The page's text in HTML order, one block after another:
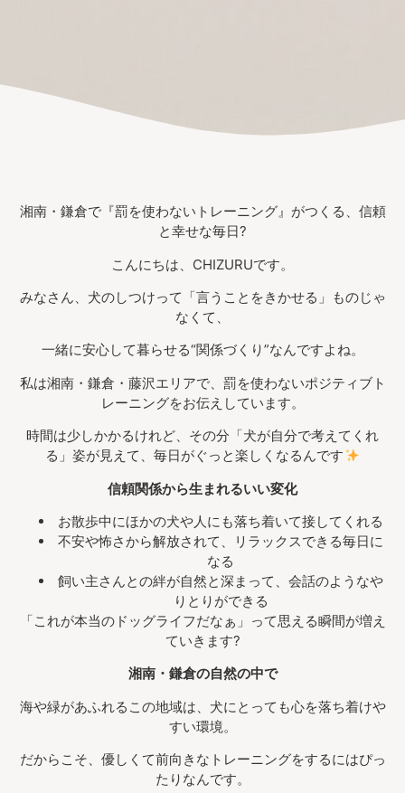
湘南・鎌倉で『罰を使わないトレーニング』がつくる、信頼
と幸せな毎日?
こんにちは、CHIZURUです。
みなさん、犬のしつけって「言うことをきかせる」ものじゃ
なくて、
一緒に安心して暮らせる“関係づくり”なんですよね。
私は湘南・鎌倉・藤沢エリアで、罰を使わないポジティブト
レーニングをお伝えしています。
時間は少しかかるけれど、その分「犬が自分で考えてくれ
る」姿が見えて、毎日がぐっと楽しくなるんです
信頼関係から生まれるいい変化
お散歩中にほかの犬や人にも落ち着いて接してくれる
不安や怖さから解放されて、リラックスできる毎日に
なる
飼い主さんとの絆が自然と深まって、会話のようなや
りとりができる
「これが本当のドッグライフだなぁ」って思える瞬間が増え
ていきます?
湘南・鎌倉の自然の中で
海や緑があふれるこの地域は、犬にとっても心を落ち着けや
すい環境。
だからこそ、優しくて前向きなトレーニングをするにはぴっ
たりなんです。